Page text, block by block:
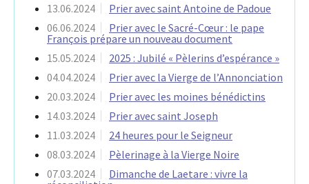
13.06.2024
Prier avec saint Antoine de Padoue
06.06.2024
Prier avec le Sacré-Cœur : le pape
François prépare un nouveau document
15.05.2024
2025 : Jubilé « Pèlerins d’espérance »
04.04.2024
Prier avec la Vierge de l’Annonciation
20.03.2024
Prier avec les moines bénédictins
14.03.2024
Prier avec saint Joseph
11.03.2024
24 heures pour le Seigneur
08.03.2024
Pèlerinage à la Vierge Noire
07.03.2024
Dimanche de Laetare : vivre la